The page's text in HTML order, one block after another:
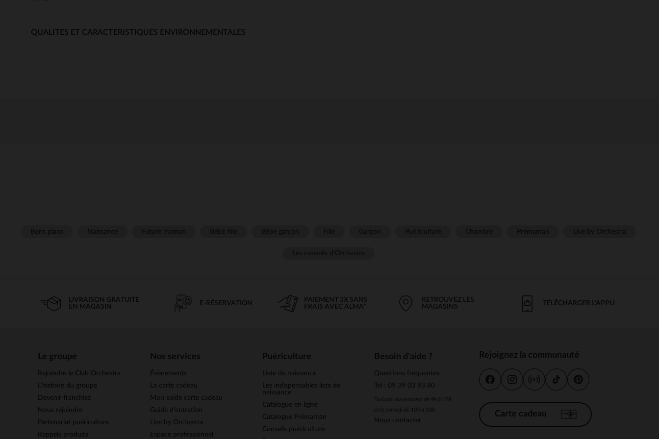
QUALITES ET CARACTERISTIQUES ENVIRONNEMENTALES
LIVRAISON GRATUITE
EN MAGASIN
E-RÉSERVATION
PAIEMENT 3X SANS
FRAIS AVEC ALMA*
RETROUVEZ LES
MAGASINS
TÉLÉCHARGER L'APPLI
Le groupe
Rejoindre le Club Orchestra
L’histoire du groupe
Devenir franchisé
Nous rejoindre
Partenariat puériculture
Rappels produits
Nos services
Évènements
La carte cadeau
Mon solde carte cadeau
Guide d'entretien
Live by Orchestra
Espace professionnel
Puériculture
Liste de naissance
Les indispensables liste de
naissance
Catalogue en ligne
Catalogue Prémaman
Conseils puériculture
Besoin d'aide ?
Questions fréquentes
Tel : 09 39 03 93 80
Du lundi au vendredi de 9h à 18h
et le samedi de 10h à 18h
Nous contacter
Rejoignez la communauté
Carte cadeau